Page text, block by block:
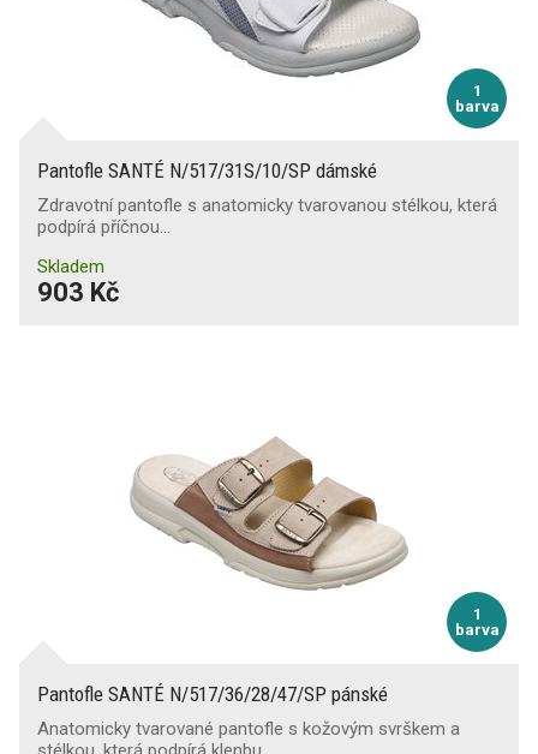
1
barva
Pantofle SANTÉ N/517/31S/10/SP dámské
Zdravotní pantofle s anatomicky tvarovanou stélkou, která
podpírá příčnou…
Skladem
903 Kč
1
barva
Pantofle SANTÉ N/517/36/28/47/SP pánské
Anatomicky tvarované pantofle s kožovým svrškem a